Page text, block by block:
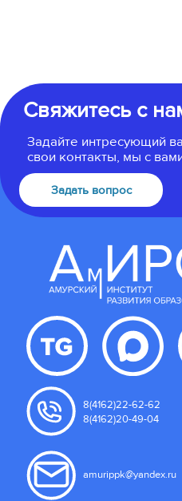
Свяжитесь с
Задайте интресующий
свои контакты, мы с
Задать вопрос
8(4162)22-62-62
8(4162)20-49-04
amurippk@yandex.ru